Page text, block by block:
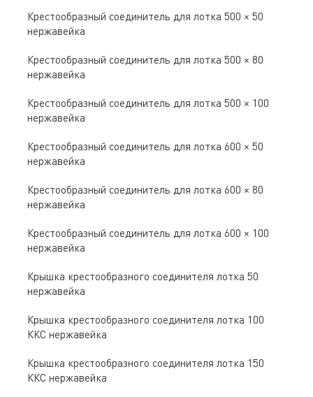
Крестообразный соединитель для лотка 500 × 50
нержавейка
Крестообразный соединитель для лотка 500 × 80
нержавейка
Крестообразный соединитель для лотка 500 × 100
нержавейка
Крестообразный соединитель для лотка 600 × 50
нержавейка
Крестообразный соединитель для лотка 600 × 80
нержавейка
Крестообразный соединитель для лотка 600 × 100
нержавейка
Крышка крестообразного соединителя лотка 50
нержавейка
Крышка крестообразного соединителя лотка 100
ККС нержавейка
Крышка крестообразного соединителя лотка 150
ККС нержавейка